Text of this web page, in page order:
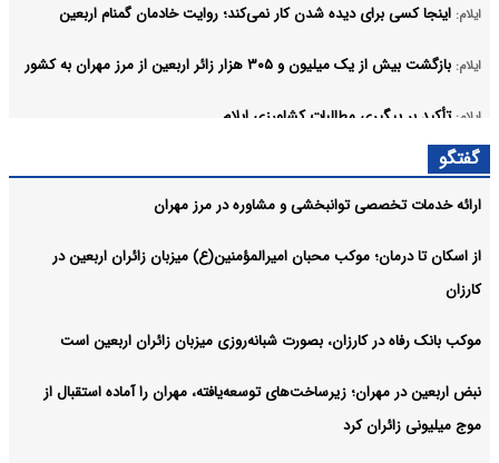
ایلام: اینجا کسی برای دیده شدن کار نمی‌کند؛ روایت خادمان گمنام اربعین
ایلام: بازگشت بیش از یک میلیون و ۳۰۵ هزار زائر اربعین از مرز مهران به کشور
ایلام: تأکید بر پیگیری مطالبات کشاورزی ایلام
گفتگو
ارائه خدمات تخصصی توانبخشی و مشاوره در مرز مهران
از اسکان تا درمان؛ موکب محبان امیرالمؤمنین(ع) میزبان زائران اربعین در
کارزان
موکب بانک رفاه در کارزان، بصورت شبانه‌روزی میزبان زائران اربعین است
نبض اربعین در مهران؛ زیرساخت‌های توسعه‌یافته، مهران را آماده استقبال از
موج میلیونی زائران کرد